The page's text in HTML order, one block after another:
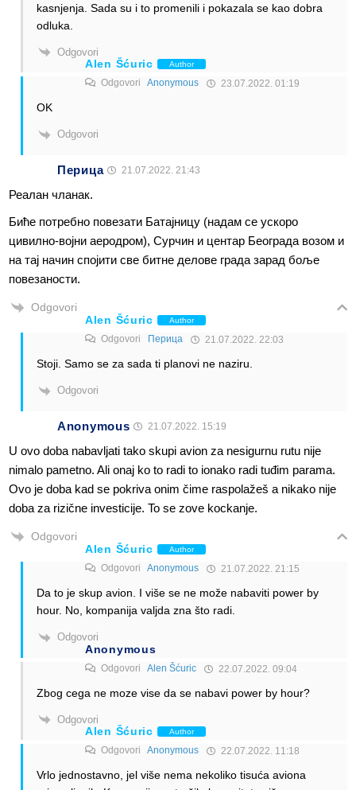
kasnjenja. Sada su i to promenili i pokazala se kao dobra
odluka.
Odgovori
Alen Šćuric Author
Odgovori Anonymous 23.07.2022. 01:19
OK
Odgovori
Перица 21.07.2022. 21:43
Реалан чланак.
Биће потребно повезати Батајницу (надам се ускоро
цивилно-војни аеродром), Сурчин и центар Београда возом и
на тај начин спојити све битне делове града зарад боље
повезаности.
Odgovori
Alen Šćuric
Author
Odgovori Перица 21.07.2022. 22:03
Stoji. Samo se za sada ti planovi ne naziru.
Odgovori
Anonymous 21.07.2022. 15:19
U ovo doba nabavljati tako skupi avion za nesigurnu rutu nije
nimalo pametno. Ali onaj ko to radi to ionako radi tuđim parama.
Ovo je doba kad se pokriva onim čime raspolažeš a nikako nije
doba za rizične investicije. To se zove kockanje.
Odgovori
Alen Šćuric
Author
Odgovori Anonymous 21.07.2022. 21:15
Da to je skup avion. I više se ne može nabaviti power by
hour. No, kompanija valjda zna što radi.
Odgovori
Anonymous
Odgovori Alen Šćuric 22.07.2022. 09:04
Zbog cega ne moze vise da se nabavi power by hour?
Odgovori
Alen Šćuric Author
Odgovori Anonymous 22.07.2022. 11:18
Vrlo jednostavno, jel više nema nekoliko tisuća aviona